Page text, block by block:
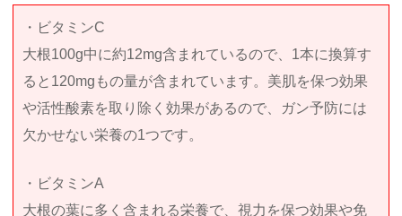
・ビタミンC
大根100g中に約12mg含まれているので、1本に換算す
ると120mgもの量が含まれています。美肌を保つ効果
や活性酸素を取り除く効果があるので、ガン予防には
欠かせない栄養の1つです。
・ビタミンA
大根の葉に多く含まれる栄養で、視力を保つ効果や免